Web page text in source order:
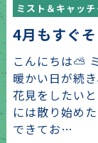
ミスト＆キャッ
4月もすぐ
こんにちは⛅
暖かい日が続
花見をしたい
には散り始め
できてお…